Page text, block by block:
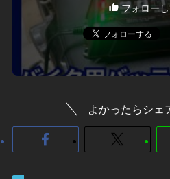
フォロー
よかったらシェ